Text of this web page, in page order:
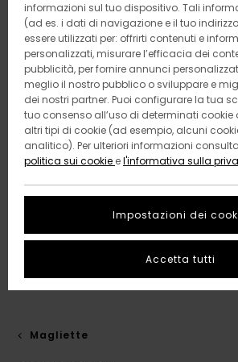
Magliette
informazioni sul tuo dispositivo. Tali
(ad es. i dati di navigazione e il tuo
essere utilizzati per: offrirti contenuti e
personalizzati, misurare l’efficacia dei
pubblicità, per fornire annunci
meglio il nostro pubblico o sviluppare e
dei nostri partner. Puoi configurare la tua
tuo consenso all’uso di determinati
altri tipi di cookie (ad esempio, alcuni
analitico). Per ulteriori informazioni
politica sui cookie el'informativa sulla
Impostazioni dei
Accetta tutti